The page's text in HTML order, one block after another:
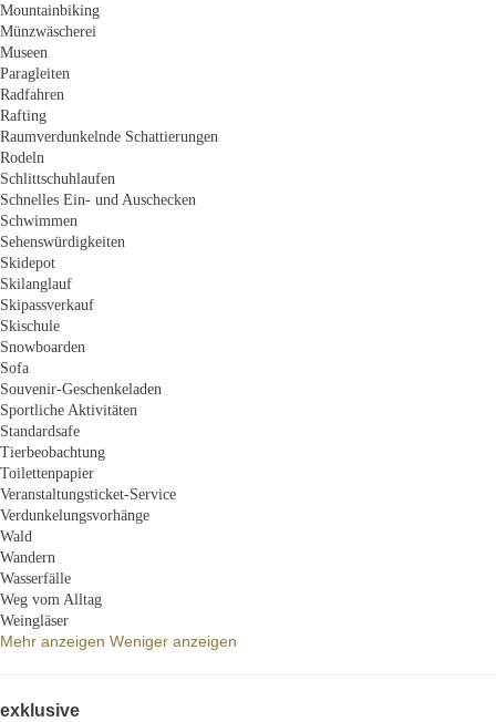
Mountainbiking
Münzwäscherei
Museen
Paragleiten
Radfahren
Rafting
Raumverdunkelnde Schattierungen
Rodeln
Schlittschuhlaufen
Schnelles Ein- und Auschecken
Schwimmen
Sehenswürdigkeiten
Skidepot
Skilanglauf
Skipassverkauf
Skischule
Snowboarden
Sofa
Souvenir-Geschenkeladen
Sportliche Aktivitäten
Standardsafe
Tierbeobachtung
Toilettenpapier
Veranstaltungsticket-Service
Verdunkelungsvorhänge
Wald
Wandern
Wasserfälle
Weg vom Alltag
Weingläser
Mehr anzeigen Weniger anzeigen
exklusive